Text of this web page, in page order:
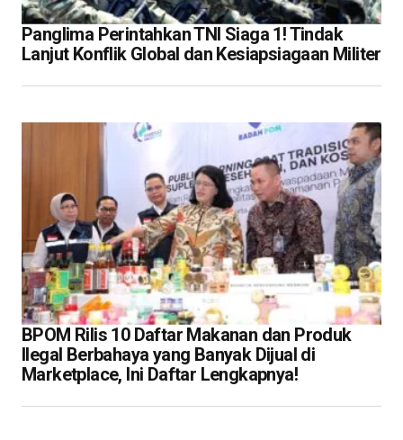
Panglima Perintahkan TNI Siaga 1! Tindak
Lanjut Konflik Global dan Kesiapsiagaan Militer
BPOM Rilis 10 Daftar Makanan dan Produk
Ilegal Berbahaya yang Banyak Dijual di
Marketplace, Ini Daftar Lengkapnya!